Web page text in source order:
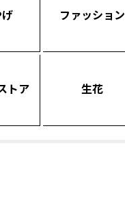
ファッション
トア 生花